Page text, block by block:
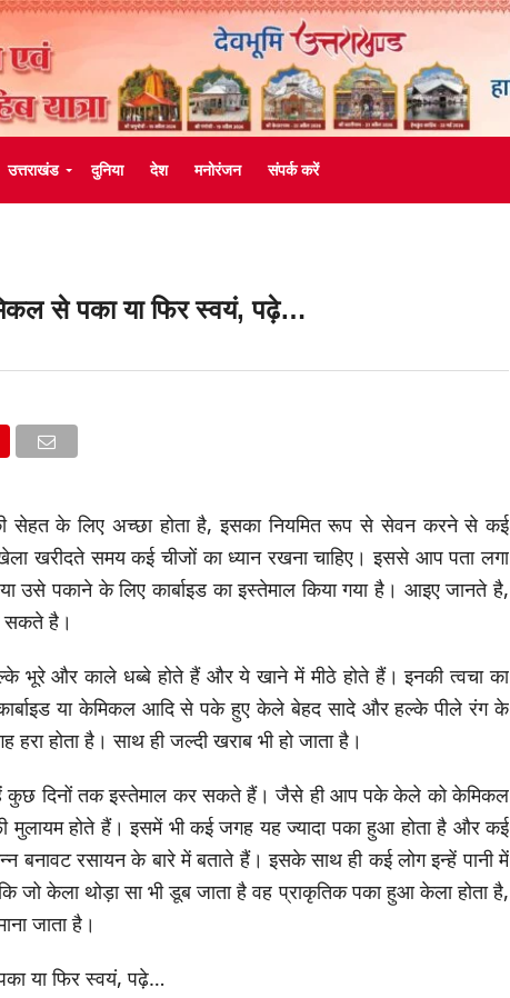
उत्तराखंड दुनिया देश मनोरंजन संपर्क करें
से पका या फिर स्वयं, पढ़े…
के लिए अच्छा होता है, इसका नियमित रूप से सेवन करने से कई
खरीदते समय कई चीजों का ध्यान रखना चाहिए। इससे आप पता लगा
पकाने के लिए कार्बाइड का इस्तेमाल किया गया है। आइए जानते है,
सकते है।
और काले धब्बे होते हैं और ये खाने में मीठे होते हैं। इनकी त्वचा का
कार्बाइड या केमिकल आदि से पके हुए केले बेहद सादे और हल्के पीले रंग के
होता है। साथ ही जल्दी खराब भी हो जाता है।
कुछ दिनों तक इस्तेमाल कर सकते हैं। जैसे ही आप पके केले को केमिकल
होते हैं। इसमें भी कई जगह यह ज्यादा पका हुआ होता है और कई
बनावट रसायन के बारे में बताते हैं। इसके साथ ही कई लोग इन्हें पानी में
जो केला थोड़ा सा भी डूब जाता है वह प्राकृतिक पका हुआ केला होता है,
जाता है।